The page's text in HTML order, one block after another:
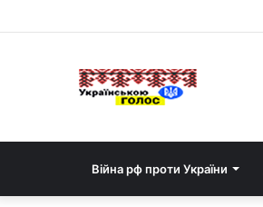
Війна рф проти України